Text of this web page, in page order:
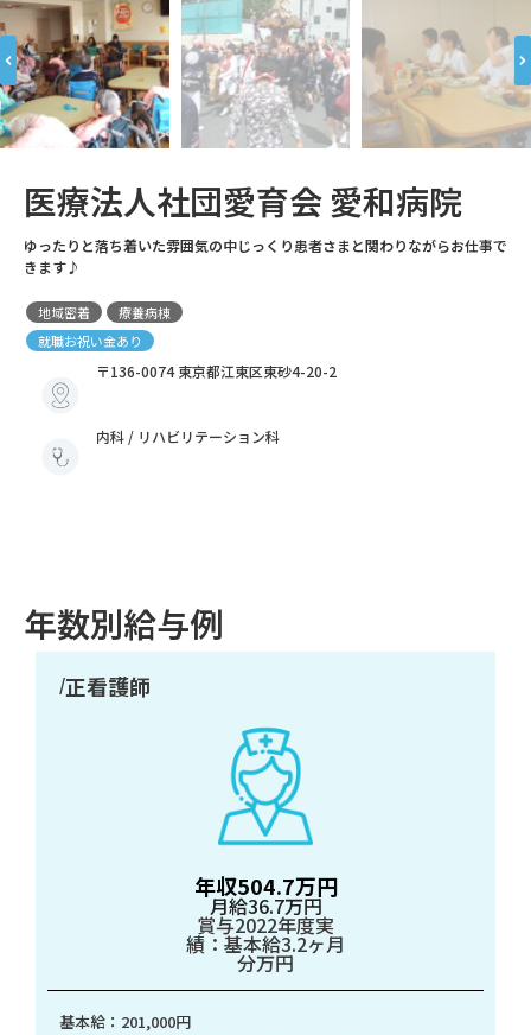
医療法人社団愛育会 愛和病院
ゆったりと落ち着いた雰囲気の中じっくり患者さまと関わりながらお仕事で
きます♪
地域密着
療養病棟
就職お祝い金あり
〒136-0074 東京都江東区東砂4-20-2
内科 / リハビリテーション科
年数別給与例
/正看護師
年収504.7万円
月給36.7万円
賞与2022年度実
績：基本給3.2ヶ月
分万円
基本給：201,000円